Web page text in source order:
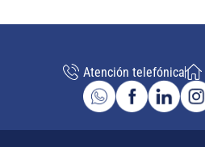
Atención telefónica